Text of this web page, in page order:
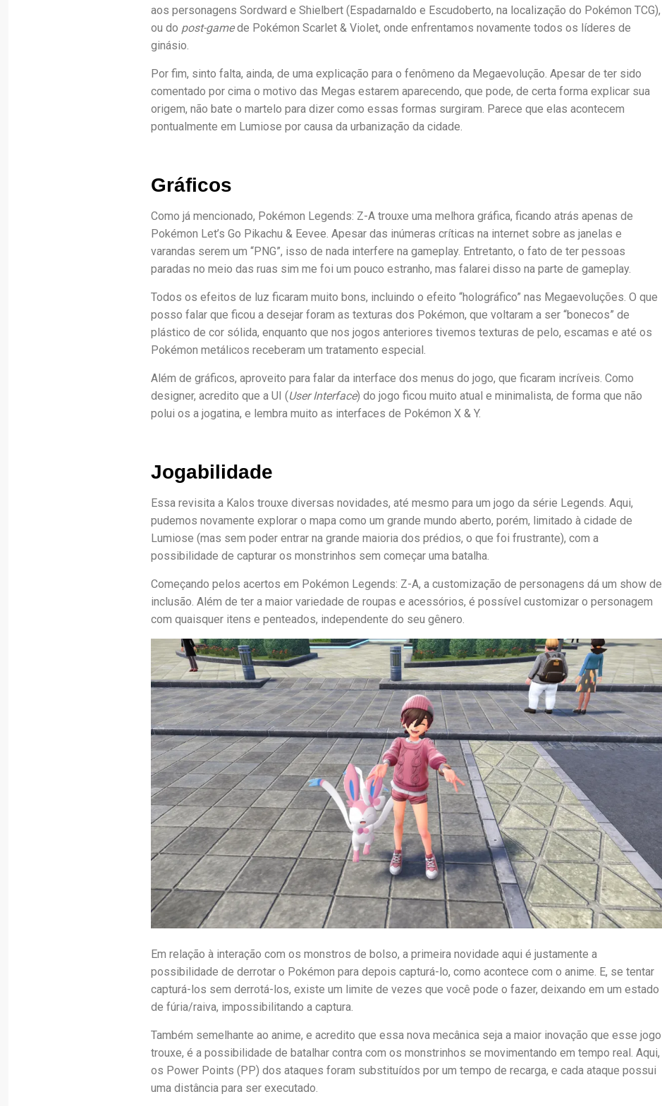
aos personagens Sordward e Shielbert (Espadarnaldo e Escudoberto, na localização do Pokémon TCG),
ou do post-gamede Pokémon Scarlet & Violet, onde enfrentamos novamente todos os líderes de
ginásio.
Por fim, sinto falta, ainda, de uma explicação para o fenômeno da Megaevolução. Apesar de ter sido
comentado por cima o motivo das Megas estarem aparecendo, que pode, de certa forma explicar sua
origem, não bate o martelo para dizer como essas formas surgiram. Parece que elas acontecem
pontualmente em Lumiose por causa da urbanização da cidade.
Gráficos
Como já mencionado, Pokémon Legends: Z-A trouxe uma melhora gráfica, ficando atrás apenas de
Pokémon Let’s Go Pikachu & Eevee. Apesar das inúmeras críticas na internet sobre as janelas e
varandas serem um “PNG”, isso de nada interfere na gameplay. Entretanto, o fato de ter pessoas
paradas no meio das ruas sim me foi um pouco estranho, mas falarei disso na parte de gameplay.
Todos os efeitos de luz ficaram muito bons, incluindo o efeito “holográfico” nas Megaevoluções. O que
posso falar que ficou a desejar foram as texturas dos Pokémon, que voltaram a ser “bonecos” de
plástico de cor sólida, enquanto que nos jogos anteriores tivemos texturas de pelo, escamas e até os
Pokémon metálicos receberam um tratamento especial.
Além de gráficos, aproveito para falar da interface dos menus do jogo, que ficaram incríveis. Como
designer, acredito que a UI (User Interface) do jogo ficou muito atual e minimalista, de forma que não
polui os a jogatina, e lembra muito as interfaces de Pokémon X & Y.
Jogabilidade
Essa revisita a Kalos trouxe diversas novidades, até mesmo para um jogo da série Legends. Aqui,
pudemos novamente explorar o mapa como um grande mundo aberto, porém, limitado à cidade de
Lumiose (mas sem poder entrar na grande maioria dos prédios, o que foi frustrante), com a
possibilidade de capturar os monstrinhos sem começar uma batalha.
Começando pelos acertos em Pokémon Legends: Z-A, a customização de personagens dá um show de
inclusão. Além de ter a maior variedade de roupas e acessórios, é possível customizar o personagem
com quaisquer itens e penteados, independente do seu gênero.
Em relação à interação com os monstros de bolso, a primeira novidade aqui é justamente a
possibilidade de derrotar o Pokémon para depois capturá-lo, como acontece com o anime. E, se tentar
capturá-los sem derrotá-los, existe um limite de vezes que você pode o fazer, deixando em um estado
de fúria/raiva, impossibilitando a captura.
Também semelhante ao anime, e acredito que essa nova mecânica seja a maior inovação que esse jogo
trouxe, é a possibilidade de batalhar contra com os monstrinhos se movimentando em tempo real. Aqui,
os Power Points (PP) dos ataques foram substituídos por um tempo de recarga, e cada ataque possui
uma distância para ser executado.